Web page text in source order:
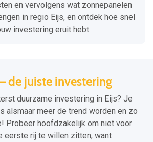
en vervolgens wat zonnepanelen
in regio Eijs, en ontdek hoe snel
investering eruit hebt.
de juiste investering
duurzame investering in Eijs? Je
alsmaar meer de trend worden en zo
Probeer hoofdzakelijk om niet voor
eerste rij te willen zitten, want